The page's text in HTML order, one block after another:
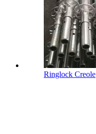
Ringlock Creole